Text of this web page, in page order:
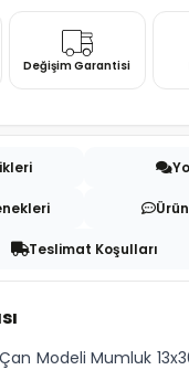
Değişim Garantisi
Teslimat Koşulları
Modeli Mumluk